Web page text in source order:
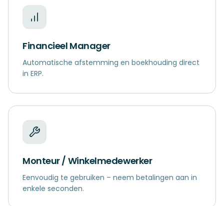
Financieel Manager
Automatische afstemming en boekhouding direct
in ERP.
Monteur / Winkelmedewerker
Eenvoudig te gebruiken – neem betalingen aan in
enkele seconden.